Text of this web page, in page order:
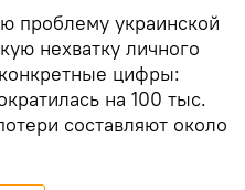
проблему украинской
нехватку личного
цифры:
на 100 тыс.
составляют около